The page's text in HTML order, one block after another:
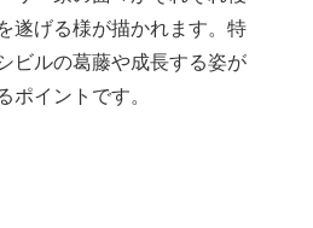
遂げる様が描かれます。特
ビルの葛藤や成長する姿が
ポイントです。